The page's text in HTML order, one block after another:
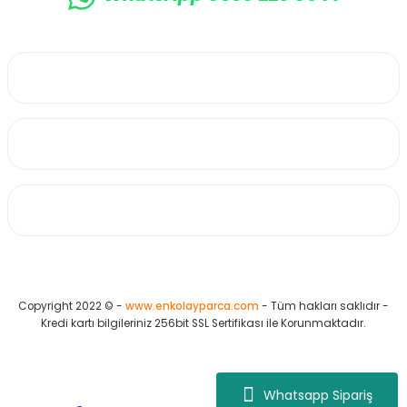
Whatsapp Sipariş
Copyright 2022 © - www.enkolayparca.com - Tüm hakları saklıdır -
Kredi kartı bilgileriniz 256bit SSL Sertifikası ile Korunmaktadır.